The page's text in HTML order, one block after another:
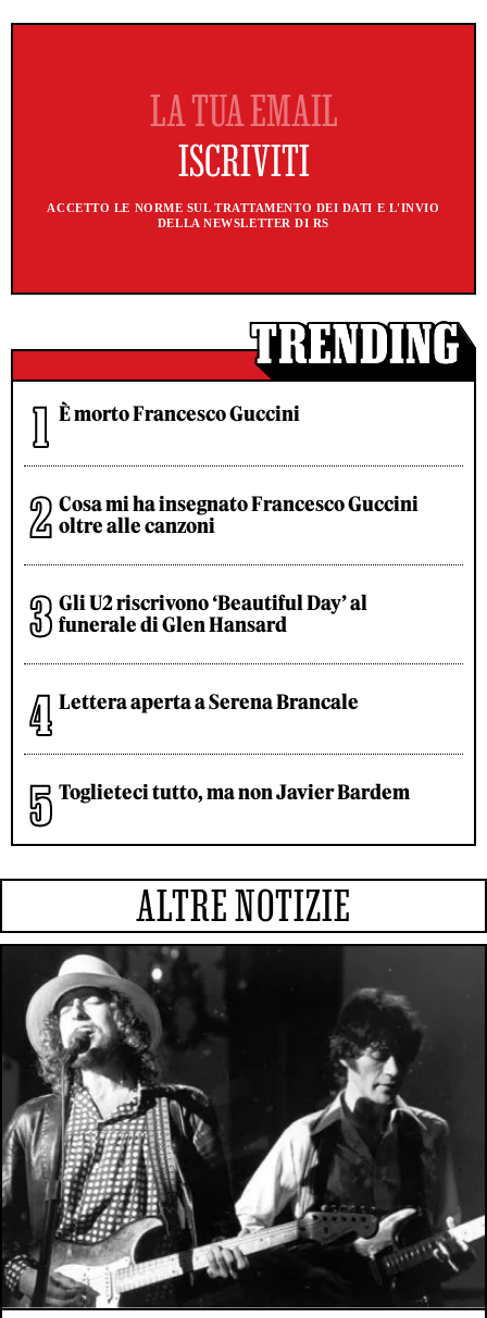
ACCETTO LE NORME SUL TRATTAMENTO DEI DATI E L'INVIO
DELLA NEWSLETTER DI RS
È morto Francesco Guccini
Cosa mi ha insegnato Francesco Guccini
oltre alle canzoni
Gli U2 riscrivono ‘Beautiful Day’ al
funerale di Glen Hansard
Lettera aperta a Serena Brancale
Toglieteci tutto, ma non Javier Bardem
ALTRE NOTIZIE